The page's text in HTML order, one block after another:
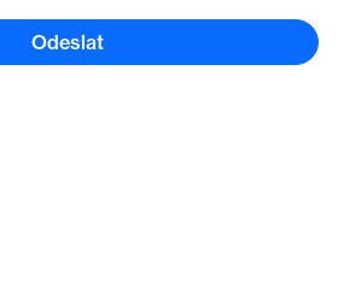
Odeslat